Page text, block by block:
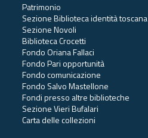
Patrimonio
Sezione Biblioteca identità toscana
Sezione Novoli
Biblioteca Crocetti
Fondo Oriana Fallaci
Fondo Pari opportunità
Fondo comunicazione
Fondo Salvo Mastellone
Fondi presso altre biblioteche
Sezione Vieri Bufalari
Carta delle collezioni